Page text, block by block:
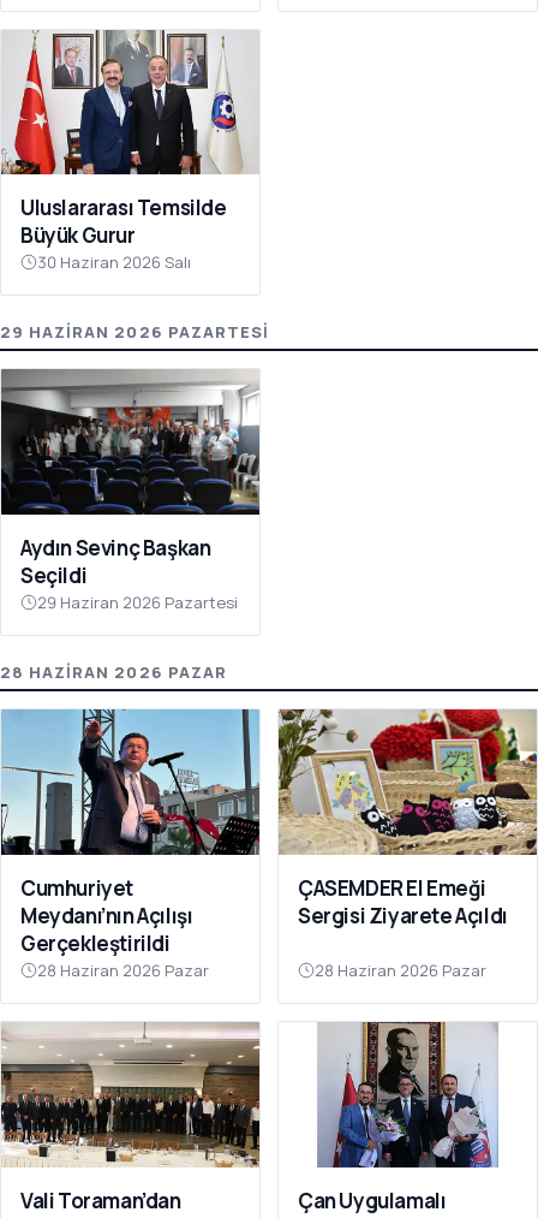
Uluslararası Temsilde
Büyük Gurur
30 Haziran 2026 Salı
29 HAZIRAN 2026 PAZARTESI
Aydın Sevinç Başkan
Seçildi
29 Haziran 2026 Pazartesi
28 HAZIRAN 2026 PAZAR
Cumhuriyet
Meydanı’nın Açılışı
Gerçekleştirildi
28 Haziran 2026 Pazar
ÇASEMDER El Emeği
Sergisi Ziyarete Açıldı
28 Haziran 2026 Pazar
Vali Toraman’dan
Çan Uygulamalı